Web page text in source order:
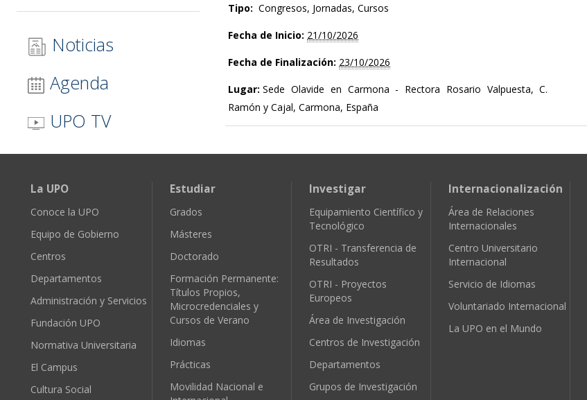
Noticias
Agenda
UPO TV
Tipo: Congresos, Jornadas, Cursos
Fecha de Inicio: 21/10/2026
Fecha de Finalización: 23/10/2026
Lugar: Sede Olavide en Carmona - Rectora Rosario Valpuesta, C.
Ramón y Cajal, Carmona, España
La UPO
Conoce la UPO
Equipo de Gobierno
Centros
Departamentos
Administración y Servicios
Fundación UPO
Normativa Universitaria
El Campus
Cultura Social
Estudiar
Grados
Másteres
Doctorado
Formación Permanente:
Títulos Propios,
Microcredenciales y
Cursos de Verano
Idiomas
Prácticas
Movilidad Nacional e
Investigar
Equipamiento Científico y
Tecnológico
OTRI - Transferencia de
Resultados
OTRI - Proyectos
Europeos
Área de Investigación
Centros de Investigación
Departamentos
Grupos de Investigación
Internacionalización
Área de Relaciones
Internacionales
Centro Universitario
Internacional
Servicio de Idiomas
Voluntariado Internacional
La UPO en el Mundo